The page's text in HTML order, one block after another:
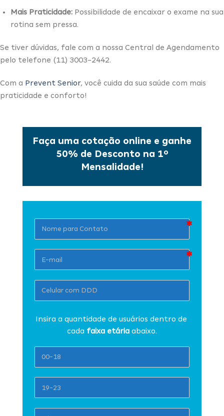
Mais Praticidade: Possibilidade de encaixar o exame na sua
rotina sem pressa.
Se tiver dúvidas, fale com a nossa Central de Agendamento
pelo telefone (11) 3003-2442.
Com a Prevent Senior, você cuida da sua saúde com mais
praticidade e conforto!
Faça uma cotação online e ganhe
50% de Desconto na 1º
Mensalidade!
Insira a quantidade de usuários dentro de
cada faixa etária abaixo.